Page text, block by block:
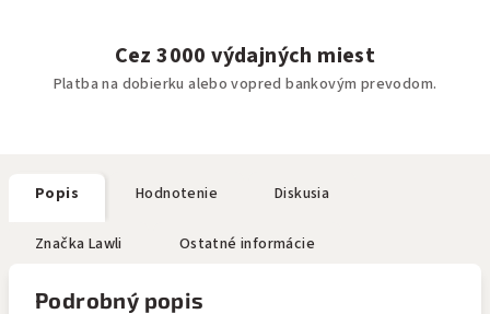
Cez 3000 výdajných miest
Platba na dobierku alebo vopred bankovým prevodom.
Popis Hodnotenie Diskusia
Značka Lawli Ostatné informácie
Podrobný popis